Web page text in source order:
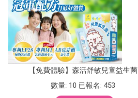
【免費體驗】森活舒敏兒童益生菌
數量: 10 已報名: 453